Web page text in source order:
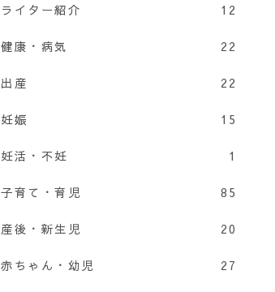
ライター紹介 12
健康・病気 22
出産 22
妊娠 15
妊活・不妊 1
子育て・育児 85
産後・新生児 20
赤ちゃん・幼児 27